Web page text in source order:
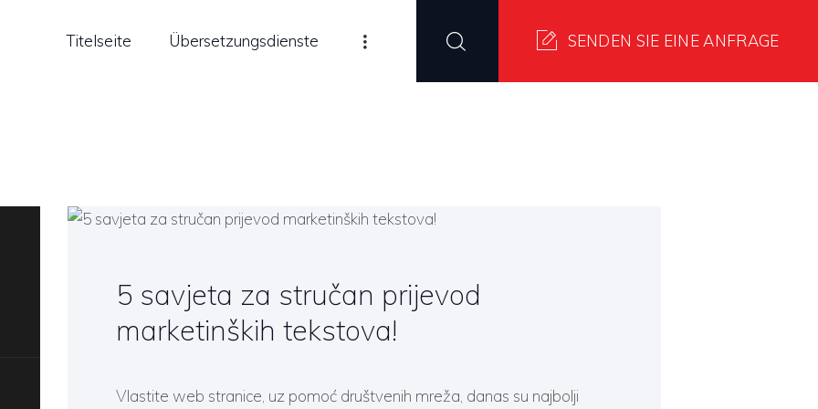
Titelseite Übersetzungsdienste SENDEN SIE EINE ANFRAGE
- strani jezici, tumači i prevoditelji
UNS
5 savjeta za stručan prijevod
marketinških tekstova!
Vlastite web stranice, uz pomoć društvenih mreža, danas su najbolji